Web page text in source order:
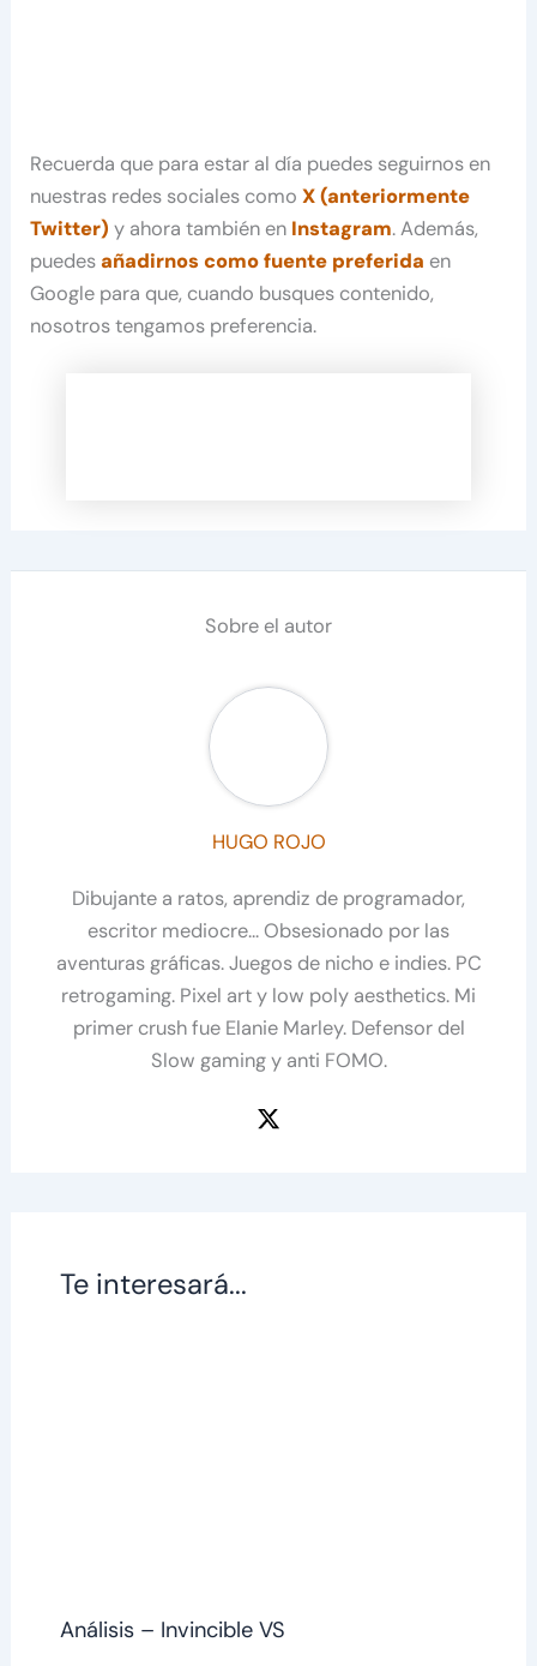
Recuerda que para estar al día puedes seguirnos en
nuestras redes sociales comoX (anteriormente
Twitter) y ahora también en Instagram. Además,
puedesañadirnos como fuente preferida en
Google para que, cuando busques contenido,
nosotros tengamos preferencia.
Sobre el autor
HUGO ROJO
Dibujante a ratos, aprendiz de programador,
escritor mediocre... Obsesionado por las
aventuras gráficas. Juegos de nicho e indies. PC
retrogaming. Pixel art y low poly aesthetics. Mi
primer crush fue Elanie Marley. Defensor del
Slow gaming y anti FOMO.
Te interesará...
Análisis – Invincible VS